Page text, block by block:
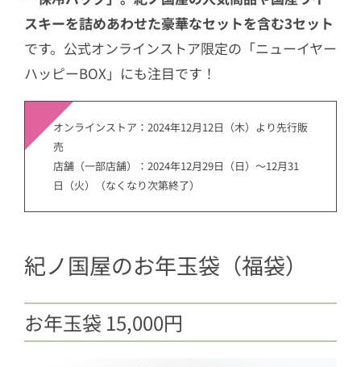
3.4 ニューイヤーハッピーバッグ 11,
000円（グレー）
3.5ニューイヤーハッピーバッグ 11,
000円（ネイビー）
スキーを詰めあわせた豪華なセットを含む3セット
です。公式オンラインストア限定の「ニューイヤー
ハッピーBOX」にも注目です！
オンラインストア：2024年12月12日（木）より先行販
売
店舗（一部店舗）：2024年12月29日（日）～12月31
日（火）（なくなり次第終了）
紀ノ国屋のお年玉袋（福袋）
お年玉袋 15,000円